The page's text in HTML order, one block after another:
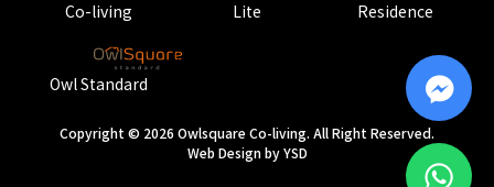
Co-living Lite Residence
Owl Standard
Copyright © 2026 Owlsquare Co-living. All Right Reserved.
Web Designby YSD